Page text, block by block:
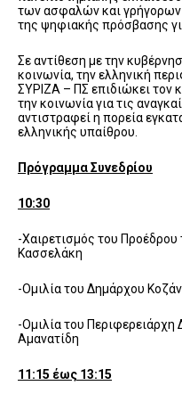
των ασφαλών και
της ψηφιακής πρόσβασης
Σε αντίθεση με την
κοινωνία, την ελληνική
ΣΥΡΙΖΑ – ΠΣ επιδιώκει τον
την κοινωνία για τις
αντιστραφεί η πορεία
ελληνικής υπαίθρου.
Πρόγραμμα Συνεδρίου
10:30
-Χαιρετισμός του
Κασσελάκη
-Ομιλία του Δημάρχου
-Ομιλία του Περιφερειάρχη
Αμανατίδη
11:15 έως 13:15